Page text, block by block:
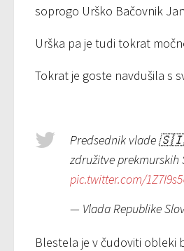
soprogo Urško Bačovnik
Urška pa je tudi tokrat
Tokrat je goste navdušila s
Predsednik vlade
združitve prekmurskih
pic.twitter.com/
— Vlada Republike
Blestela je v čudoviti obleki